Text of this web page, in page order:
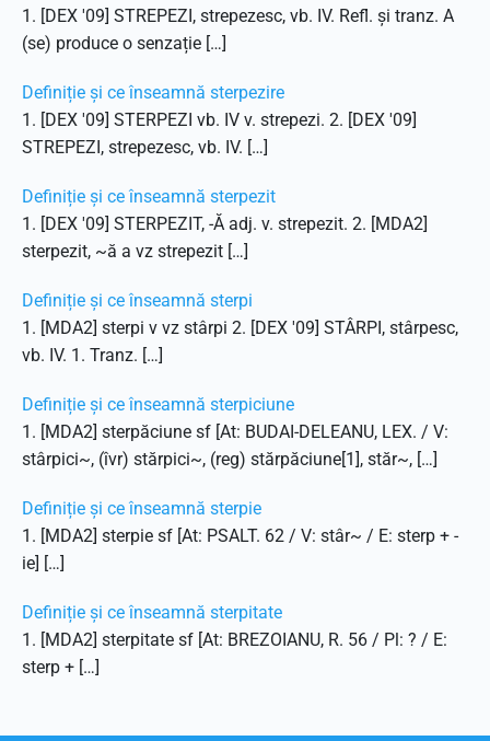
1. [DEX '09] STREPEZI, strepezesc, vb. IV. Refl. și tranz. A
(se) produce o senzație […]
Definiție și ce înseamnă sterpezire
1. [DEX '09] STERPEZI vb. IV v. strepezi. 2. [DEX '09]
STREPEZI, strepezesc, vb. IV. […]
Definiție și ce înseamnă sterpezit
1. [DEX '09] STERPEZIT, -Ă adj. v. strepezit. 2. [MDA2]
sterpezit, ~ă a vz strepezit […]
Definiție și ce înseamnă sterpi
1. [MDA2] sterpi v vz stârpi 2. [DEX '09] STÂRPI, stârpesc,
vb. IV. 1. Tranz. […]
Definiție și ce înseamnă sterpiciune
1. [MDA2] sterpăciune sf [At: BUDAI-DELEANU, LEX. / V:
stârpici~, (îvr) stărpici~, (reg) stărpăciune[1], stăr~, […]
Definiție și ce înseamnă sterpie
1. [MDA2] sterpie sf [At: PSALT. 62 / V: stâr~ / E: sterp + -
ie] […]
Definiție și ce înseamnă sterpitate
1. [MDA2] sterpitate sf [At: BREZOIANU, R. 56 / Pl: ? / E:
sterp + […]